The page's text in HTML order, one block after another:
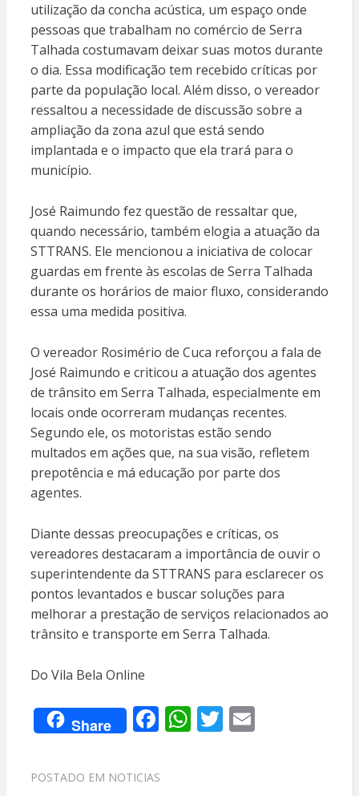
utilização da concha acústica, um espaço onde
pessoas que trabalham no comércio de Serra
Talhada costumavam deixar suas motos durante
o dia. Essa modificação tem recebido críticas por
parte da população local. Além disso, o vereador
ressaltou a necessidade de discussão sobre a
ampliação da zona azul que está sendo
implantada e o impacto que ela trará para o
município.
José Raimundo fez questão de ressaltar que,
quando necessário, também elogia a atuação da
STTRANS. Ele mencionou a iniciativa de colocar
guardas em frente às escolas de Serra Talhada
durante os horários de maior fluxo, considerando
essa uma medida positiva.
O vereador Rosimério de Cuca reforçou a fala de
José Raimundo e criticou a atuação dos agentes
de trânsito em Serra Talhada, especialmente em
locais onde ocorreram mudanças recentes.
Segundo ele, os motoristas estão sendo
multados em ações que, na sua visão, refletem
prepotência e má educação por parte dos
agentes.
Diante dessas preocupações e críticas, os
vereadores destacaram a importância de ouvir o
superintendente da STTRANS para esclarecer os
pontos levantados e buscar soluções para
melhorar a prestação de serviços relacionados ao
trânsito e transporte em Serra Talhada.
Do Vila Bela Online
Share F
e
W T E
POSTADO EM NOTICIAS